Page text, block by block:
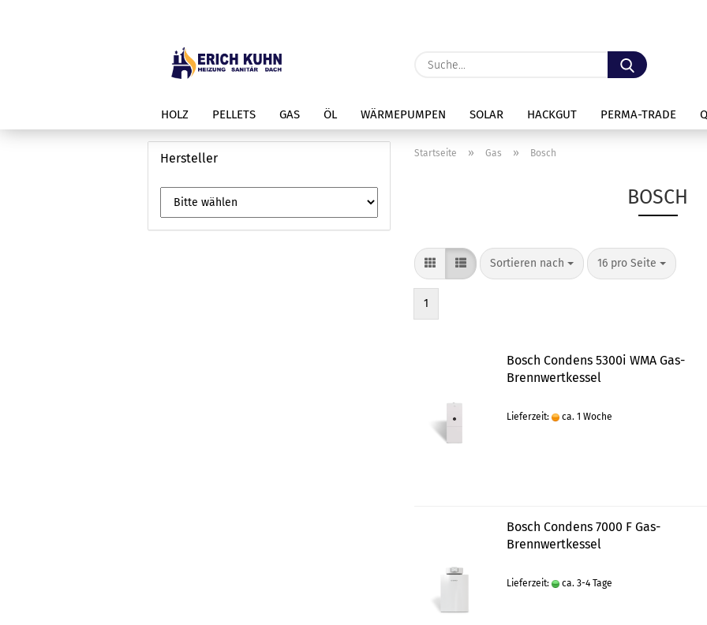
LieferlandSuche...
HOLZ PELLETS GAS ÖL WÄRMEPUMPEN SOLAR HACKGUT PERMA-TRADE
Startseite » Gas » Bosch
BOSCH
Sortieren nach
Sortieren nach 16 pro Seite
pro Seite
1
Bosch Condens 5300i WMA Gas-
Brennwertkessel
Lieferzeit: ca. 1 Woche
Bosch Condens 7000 F Gas-
Brennwertkessel
Lieferzeit: ca. 3-4 Tage
Hersteller